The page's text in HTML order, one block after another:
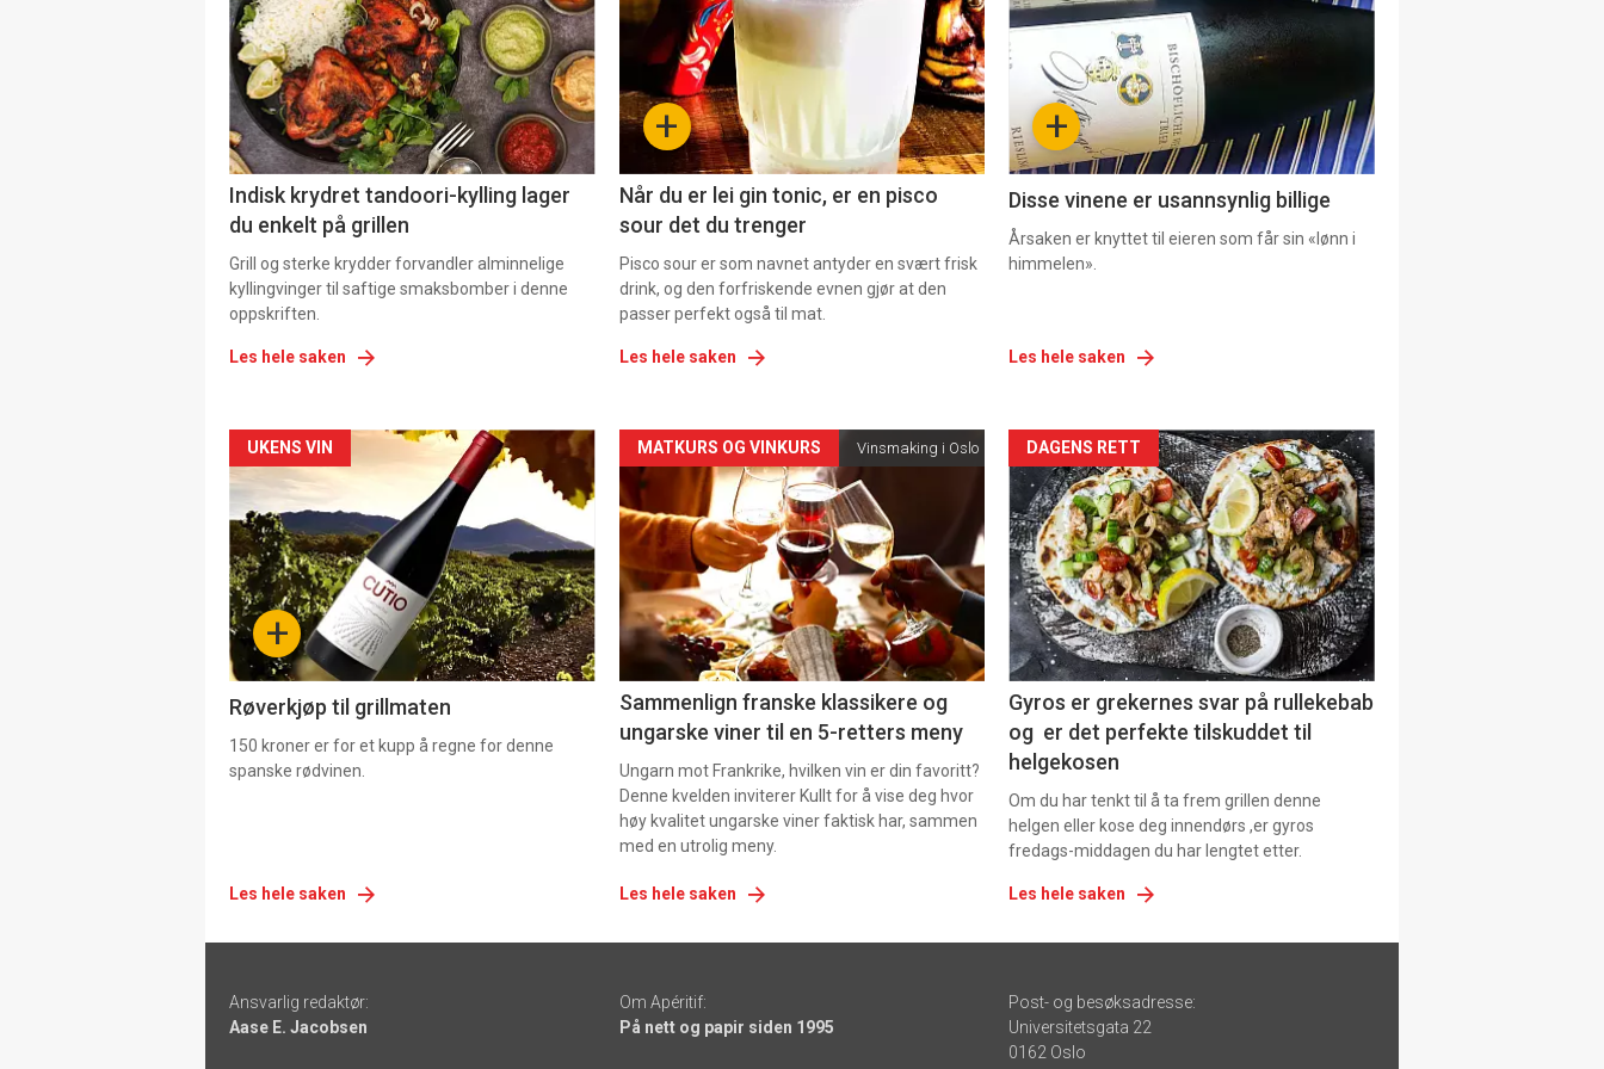
Indisk krydret tandoori-kylling lager
du enkelt på grillen
Grill og sterke krydder forvandler alminnelige
kyllingvinger til saftige smaksbomber i denne
oppskriften.
Les hele saken
nå
-
+
Når du er lei gin tonic, er en pisco
sour det du trenger
Pisco sour er som navnet antyder en svært frisk
drink, og den forfriskende evnen gjør at den
passer perfekt også til mat.
Les hele saken
nå
3 +
Disse vinene er usannsynlig billige
Årsaken er knyttet til eieren som får sin «lønn i
himmelen».
Les hele saken
Forsiden
akkurat
nå
-
4 +
UKENS VIN
Røverkjøp til grillmaten
150 kroner er for et kupp å regne for denne
spanske rødvinen.
Les hele saken
Forsiden
akkurat
nå
-
5
MATKURS OG VINKURS Vinsmaking i Oslo
Sammenlign franske klassikere og
ungarske viner til en 5-retters meny
Ungarn mot Frankrike, hvilken vin er din favoritt?
Denne kvelden inviterer Kullt for å vise deg hvor
høy kvalitet ungarske viner faktisk har, sammen
med en utrolig meny.
Les hele saken
Forsiden
akkurat
nå
-
6
DAGENS RETT
Gyros er grekernes svar på rullekebab
og er det perfekte tilskuddet til
helgekosen
Om du har tenkt til å ta frem grillen denne
helgen eller kose deg innendørs ,er gyros
fredags-middagen du har lengtet etter.
Les hele saken
-
Ansvarlig redaktør:
Aase E. Jacobsen
Om Apéritif:
På nett og papir siden 1995
Post- og besøksadresse:
Universitetsgata 22
0162 Oslo